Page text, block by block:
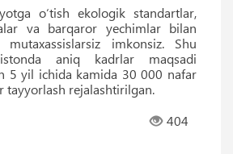
o‘tish ekologik standartlar,
va barqaror yechimlar bilan
imkonsiz. Shu
aniq kadrlar maqsadi
5 yil ichida kamida 30 000 nafar
tayyorlash rejalashtirilgan.
404